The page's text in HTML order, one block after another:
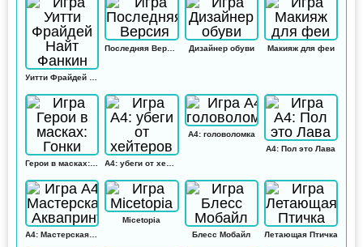
Дизайнер обуви Макияж для феи
А4: головоломка
А4: Пол это Лава
Micetopia
Блесс Мобайл
Летающая Птичка